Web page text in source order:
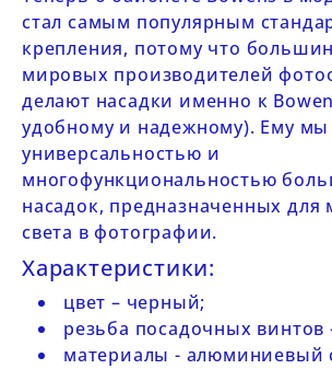
стал самым популярным
крепления, потому что
мировых производителей
делают насадки именно к
удобному и надежному). Ему
универсальностью и
многофункциональностью
насадок, предназначенных
света в фотографии.
Характеристики:
цвет – черный;
резьба посадочных
материалы - алюминиевый